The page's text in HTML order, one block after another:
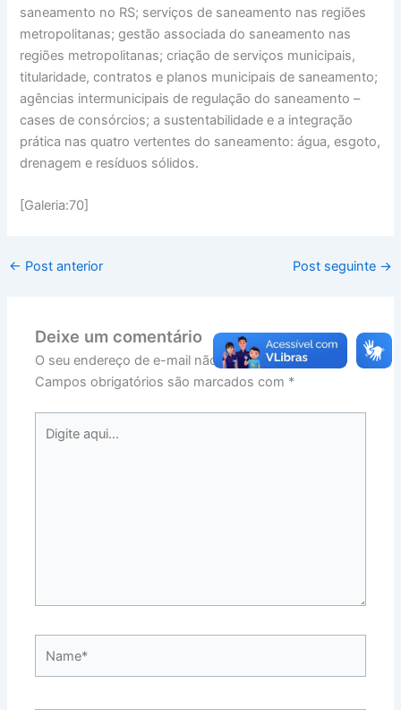
saneamento no RS; serviços de saneamento nas regiões
metropolitanas; gestão associada do saneamento nas
regiões metropolitanas; criação de serviços municipais,
titularidade, contratos e planos municipais de saneamento;
agências intermunicipais de regulação do saneamento –
cases de consórcios; a sustentabilidade e a integração
prática nas quatro vertentes do saneamento: água, esgoto,
drenagem e resíduos sólidos.
[Galeria:70]
← Post anterior Post seguinte →
Deixe um comentário
O seu endereço de e-mail não será publicado.
Campos obrigatórios são marcados com *
aqui...